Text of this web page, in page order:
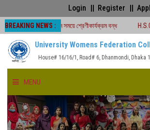
Login Register
BREAKING NEWS :
চলাকালীন সময়ে শ্রেণীকার্যক্রম বন্ধ H.S.C Board
University Womens Federation
House# 16/16/1, Road# 6, Dhanmondi, Dhaka
MENU
HOME